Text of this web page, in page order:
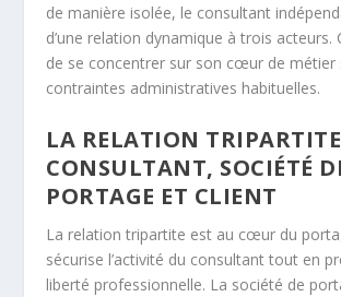
de manière isolée, le consultant
d’une relation dynamique à trois acteurs.
de se concentrer sur son cœur de métier
contraintes administratives habituelles.
LA RELATION
CONSULTANT, SOCIÉTÉ
PORTAGE ET CLIENT
La relation tripartite est au cœur du
sécurise l’activité du consultant tout en
liberté professionnelle. La société de